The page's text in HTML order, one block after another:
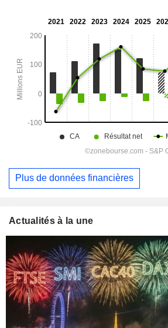
Plus de données financières
Actualités à la une